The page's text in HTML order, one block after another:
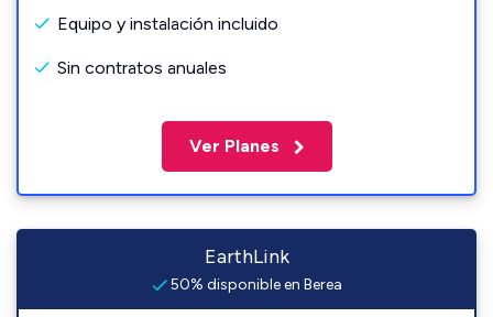
Equipo y instalación incluido
Sin contratos anuales
Ver Planes
EarthLink
50% disponible en Berea